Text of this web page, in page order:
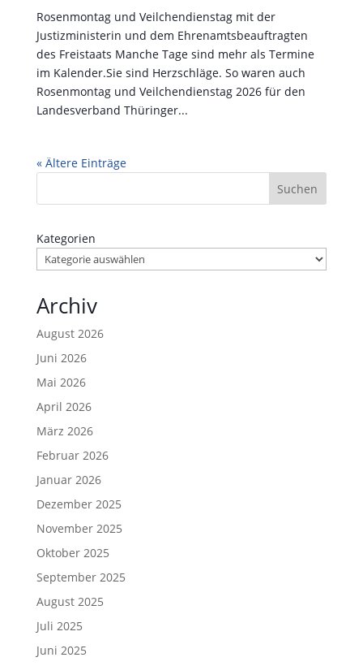
Rosenmontag und Veilchendienstag mit der
Justizministerin und dem Ehrenamtsbeauftragten
des Freistaats Manche Tage sind mehr als Termine
im Kalender.Sie sind Herzschläge. So waren auch
Rosenmontag und Veilchendienstag 2026 für den
Landesverband Thüringer...
« Ältere Einträge
Suchen
Kategorien
Archiv
August 2026
Juni 2026
Mai 2026
April 2026
März 2026
Februar 2026
Januar 2026
Dezember 2025
November 2025
Oktober 2025
September 2025
August 2025
Juli 2025
Juni 2025